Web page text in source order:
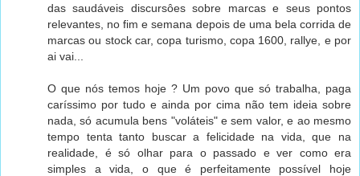
das saudáveis discursôes sobre marcas e seus pontos
relevantes, no fim e semana depois de uma bela corrida de
marcas ou stock car, copa turismo, copa 1600, rallye, e por
ai vai...
O que nós temos hoje ? Um povo que só trabalha, paga
caríssimo por tudo e ainda por cima não tem ideia sobre
nada, só acumula bens "voláteis" e sem valor, e ao mesmo
tempo tenta tanto buscar a felicidade na vida, que na
realidade, é só olhar para o passado e ver como era
simples a vida, o que é perfeitamente possível hoje